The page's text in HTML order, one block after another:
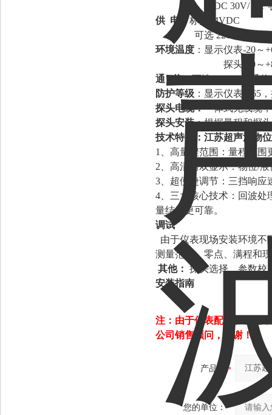
DC 30V/ 5A
供 电：标配
24VDC
可选 220V
环境温度 ：显示仪表-20～
探头
-20～
通
信：可选485，232通
防护等级 ：显示仪表
IP65
探头电缆：一体式无线缆
探头安装：根据量程和探
技术特点： 江苏超声波物
1、高量程范围：量程范
2、高清晰双显示：物位/
3、超便捷调节：三挡响
4、三大核心技术：回波处
量结果更可靠。
调试
由于仪表现场安装环境不
测量范围 、 零点
满程和
其他： 探头选择、参数校
安装指南
注：由于仪表配置和功能
公司销售顾问，谢谢！
产品：
您的单位：